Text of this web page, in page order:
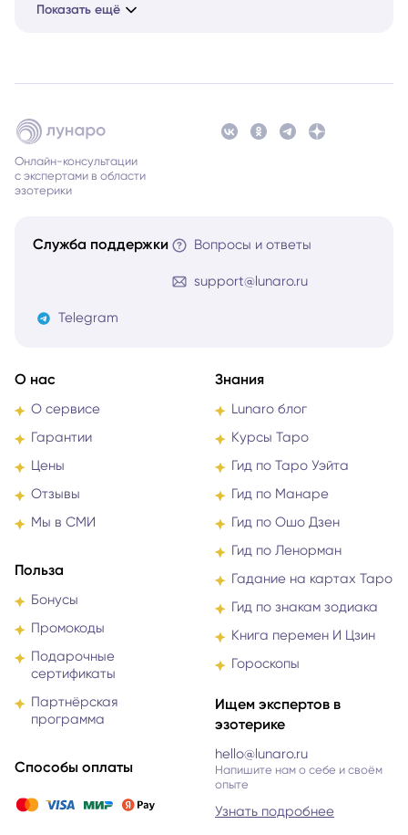
Показать ещё
Онлайн-консультации
с экспертами в области
эзотерики
Служба поддержки Вопросы и ответы
support@lunaro.ru
Telegram
О нас
О сервисе
Гарантии
Цены
Отзывы
Мы в СМИ
Польза
Бонусы
Промокоды
Подарочные
сертификаты
Партнёрская
программа
Способы оплаты
Знания
Lunaro блог
Курсы Таро
Гид по Таро Уэйта
Гид по Манаре
Гид по Ошо Дзен
Гид по Ленорман
Гадание на картах Таро
Гид по знакам зодиака
Книга перемен И Цзин
Гороскопы
Ищем экспертов в
эзотерике
hello@lunaro.ru
Напишите нам о себе и своём
опыте
Узнать подробнее